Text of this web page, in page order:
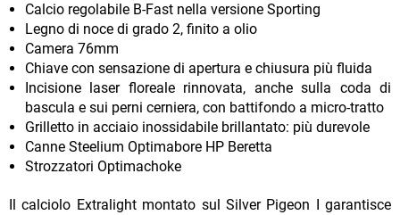
Calcio regolabile B-Fast nella versione Sporting
Legno di noce di grado 2, finito a olio
Camera 76mm
Chiave con sensazione di apertura e chiusura più fluida
Incisione laser floreale rinnovata, anche sulla coda di
bascula e sui perni cerniera, con battifondo a micro-tratto
Grilletto in acciaio inossidabile brillantato: più durevole
Canne Steelium Optimabore HP Beretta
Strozzatori Optimachoke
Il calciolo Extralight montato sul Silver Pigeon I garantisce